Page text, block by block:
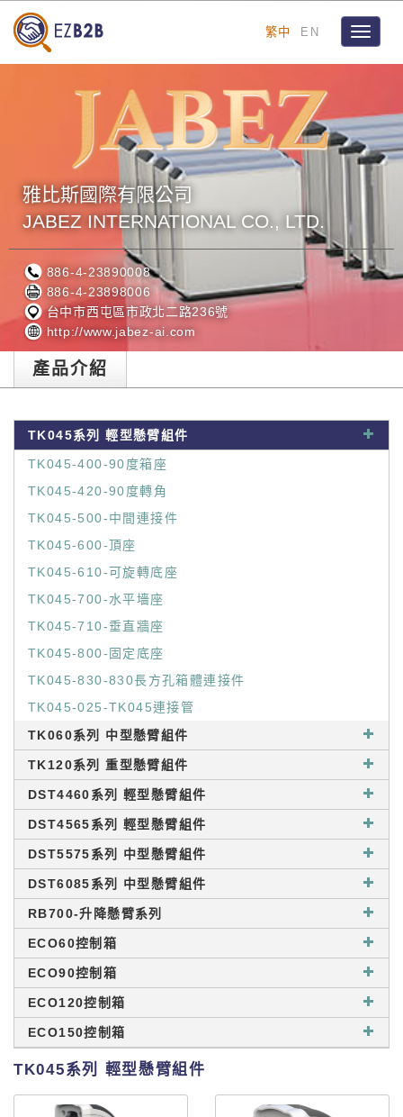
繁中 EN
Toggle
雅比斯國際有限公司
JABEZ INTERNATIONAL CO., LTD.
886-4-23890008
886-4-23898006
台中市西屯區市政北二路236號
http://www.jabez-ai.com
產品介紹
TK045系列 輕型懸臂組件
TK045-400-90度箱座
TK045-420-90度轉角
TK045-500-中間連接件
TK045-600-頂座
TK045-610-可旋轉底座
TK045-700-水平墻座
TK045-710-垂直牆座
TK045-800-固定底座
TK045-830-830長方孔箱體連接件
TK045-025-TK045連接管
TK060系列 中型懸臂組件
TK120系列 重型懸臂組件
DST4460系列 輕型懸臂組件
DST4565系列 輕型懸臂組件
DST5575系列 中型懸臂組件
DST6085系列 中型懸臂組件
RB700-升降懸臂系列
ECO60控制箱
ECO90控制箱
ECO120控制箱
ECO150控制箱
TK045系列 輕型懸臂組件